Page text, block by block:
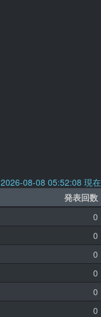
2026-08-08 05:52:08 現在
発表回数
0
0
0
0
0
0